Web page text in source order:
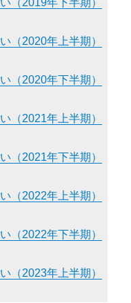
（2019年下半期）
（2020年上半期）
（2020年下半期）
（2021年上半期）
（2021年下半期）
（2022年上半期）
（2022年下半期）
（2023年上半期）